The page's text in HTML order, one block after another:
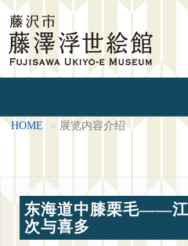
HOME 展览内容介绍
东海道中膝栗毛——
次与喜多